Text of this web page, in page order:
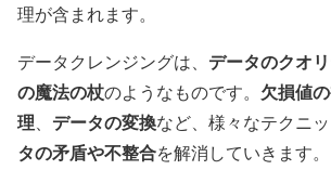
理が含まれます。
データクレンジングは、 データのクオ
の魔法の杖のようなものです。 欠損値
理
データの変換など、様々なテクニッ
タの矛盾や不整合を解消していきます。